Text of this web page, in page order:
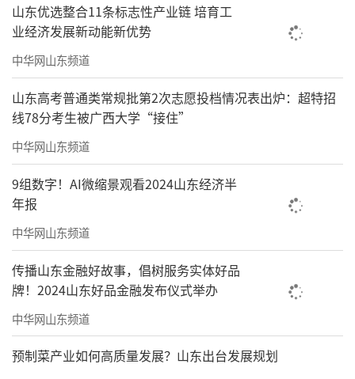
山东优选整合11条标志性产业链 培育工
业经济发展新动能新优势
中华网山东频道
山东高考普通类常规批第2次志愿投档情况表出炉：超特招
线78分考生被广西大学“接住”
中华网山东频道
9组数字！AI微缩景观看2024山东经济半
年报
中华网山东频道
传播山东金融好故事，倡树服务实体好品
牌！2024山东好品金融发布仪式举办
中华网山东频道
预制菜产业如何高质量发展？山东出台发展规划